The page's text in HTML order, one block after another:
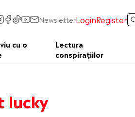
NewsletterLoginRegister
cu o
Lectura
conspirațiilor
lucky